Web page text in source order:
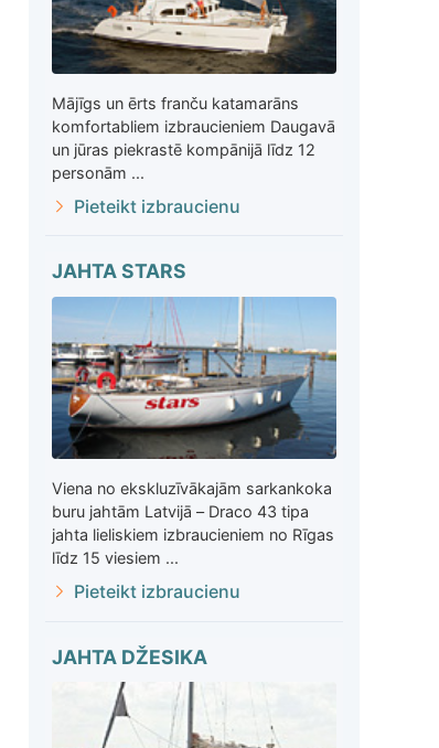
Mājīgs un ērts franču katamarāns
komfortabliem izbraucieniem Daugavā
un jūras piekrastē kompānijā līdz 12
personām ...
Pieteikt izbraucienu
JAHTA STARS
Viena no ekskluzīvākajām sarkankoka
buru jahtām Latvijā – Draco 43 tipa
jahta lieliskiem izbraucieniem no Rīgas
līdz 15 viesiem ...
Pieteikt izbraucienu
JAHTA DŽESIKA